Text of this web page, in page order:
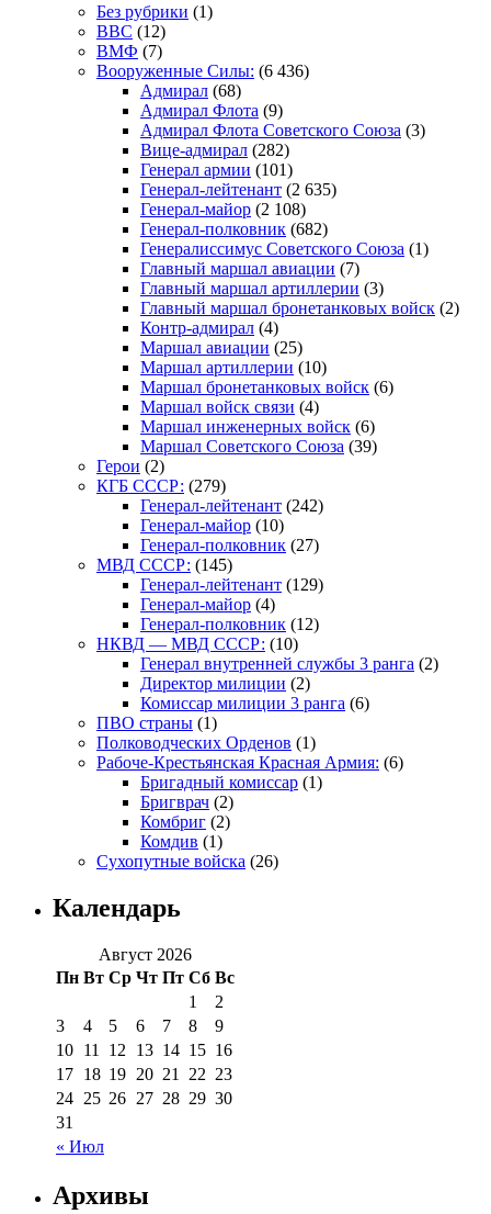
Без рубрики (1)
ВВС (12)
ВМФ (7)
Вооруженные Силы: (6 436)
Адмирал (68)
Адмирал Флота (9)
Адмирал Флота Советского Союза (3)
Вице-адмирал (282)
Генерал армии (101)
Генерал-лейтенант (2 635)
Генерал-майор (2 108)
Генерал-полковник (682)
Генералиссимус Советского Союза (1)
Главный маршал авиации (7)
Главный маршал артиллерии (3)
Главный маршал бронетанковых войск (2)
Контр-адмирал (4)
Маршал авиации (25)
Маршал артиллерии (10)
Маршал бронетанковых войск (6)
Маршал войск связи (4)
Маршал инженерных войск (6)
Маршал Советского Союза (39)
Герои (2)
КГБ СССР: (279)
Генерал-лейтенант (242)
Генерал-майор (10)
Генерал-полковник (27)
МВД СССР: (145)
Генерал-лейтенант (129)
Генерал-майор (4)
Генерал-полковник (12)
НКВД — МВД СССР: (10)
Генерал внутренней службы 3 ранга (2)
Директор милиции (2)
Комиссар милиции 3 ранга (6)
ПВО страны (1)
Полководческих Орденов (1)
Рабоче-Крестьянская Красная Армия: (6)
Бригадный комиссар (1)
Бригврач (2)
Комбриг (2)
Комдив (1)
Сухопутные войска (26)
Календарь
Август 2026
Пн Вт Ср Чт Пт Сб Вс
« Июл
1
2
3
4 5 6 7 8
9
10 11 12 13 14 15 16
17 18 19 20 21 22 23
24 25 26 27 28 29 30
31
Архивы